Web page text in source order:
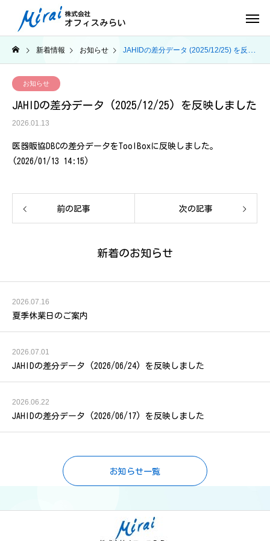
新着情報 お知らせ JAHIDの差分データ (2025/12/25) を反映しました
お知らせ
JAHIDの差分データ (2025/12/25) を反映しました
2026.01.13
医器販協DBCの差分データをToolBoxに反映しました。
(2026/01/13 14:15)
前の記事 次の記事
新着のお知らせ
2026.07.16
夏季休業日のご案内
2026.07.01
JAHIDの差分データ (2026/06/24) を反映しました
2026.06.22
JAHIDの差分データ (2026/06/17) を反映しました
お知らせ一覧